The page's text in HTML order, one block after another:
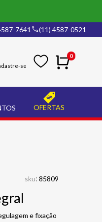
7641 (11) 4587-0521
0
OFERTAS
sku: 85809
e fixação